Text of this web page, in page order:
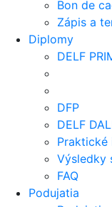
Bon de
Zápis a
Diplomy
DELF
DFP
DELF
Praktické
Výsledky
FAQ
Podujatia